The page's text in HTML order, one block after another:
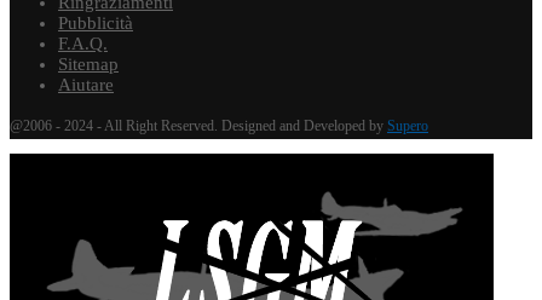
Pubblicità
F.A.Q.
Sitemap
Aiutare
@2006 - 2024 - All Right Reserved. Designed and Developed by Supero